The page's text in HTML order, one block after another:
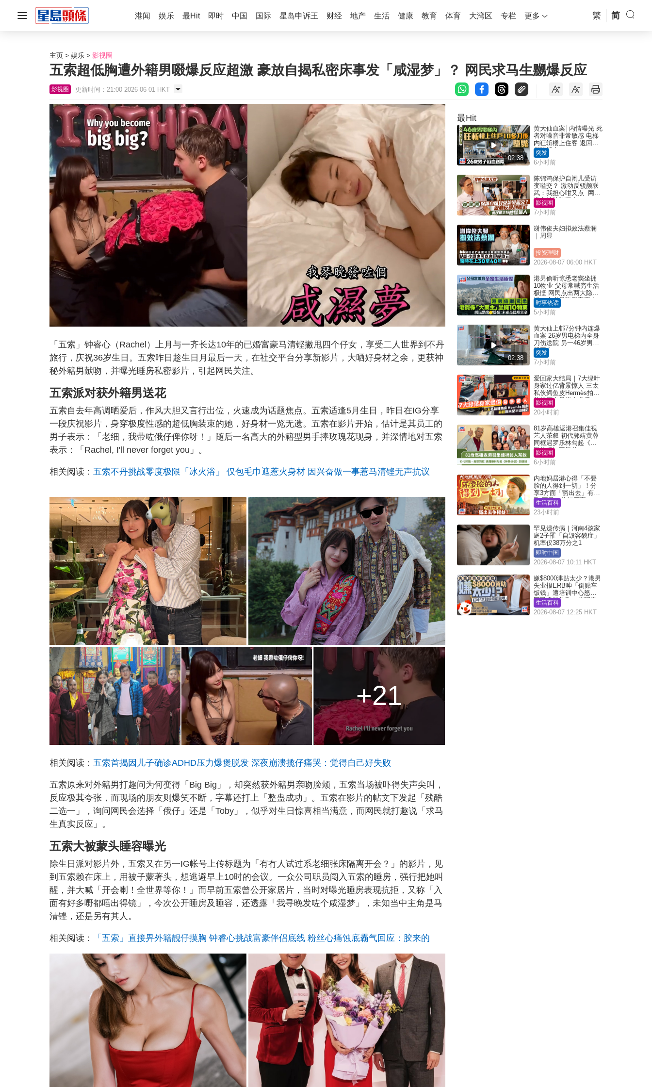
港闻 娱乐 最Hit 即时 中国 国际 星岛申诉王 财经 地产 生活 健康 教育 体育 大湾区 专栏 更多 繁 简
主页 娱乐 影视圈
五索超低胸遭外籍男啜爆反应超激 豪放自揭私密床事发「咸湿梦」？ 网民求马生嬲爆反应
影视圈 更新时间：21:00 2026-06-01 HKT
「五索」钟睿心（Rachel）上月与一齐长达10年的已婚富豪马清铿撇甩四个仔女，享受二人世界到不丹
旅行，庆祝36岁生日。五索昨日趁生日月最后一天，在社交平台分享新影片，大晒好身材之余，更获神
秘外籍男献吻，并曝光睡房私密影片，引起网民关注。
五索派对获外籍男送花
五索自去年高调晒爱后，作风大胆又言行出位，火速成为话题焦点。五索适逢5月生日，昨日在IG分享
一段庆祝影片，身穿极度性感的超低胸装束的她，好身材一览无遗。五索在影片开始，估计是其员工的
男子表示：「老细，我带咗俄仔俾你呀！」随后一名高大的外籍型男手捧玫瑰花现身，并深情地对五索
表示：「Rachel, I'll never forget you」。
相关阅读： 五索不丹挑战零度极限「冰火浴」 仅包毛巾遮惹火身材 因兴奋做一事惹马清铿无声抗议
+21
相关阅读： 五索首揭因儿子确诊ADHD压力爆煲脱发 深夜崩溃揽仔痛哭：觉得自己好失败
五索原来对外籍男打趣问为何变得「Big Big」，却突然获外籍男亲吻脸颊，五索当场被吓得失声尖叫，
反应极其夸张，而现场的朋友则爆笑不断，字幕还打上「整蛊成功」。五索在影片的帖文下发起「残酷
二选一」，询问网民会选择「俄仔」还是「Toby」，似乎对生日惊喜相当满意，而网民就打趣说「求马
生真实反应」。
五索大被蒙头睡容曝光
除生日派对影片外，五索又在另一IG帐号上传标题为「有冇人试过系老细张床隔离开会？」的影片，见
到五索赖在床上，用被子蒙著头，想逃避早上10时的会议。一众公司职员闯入五索的睡房，强行把她叫
醒，并大喊「开会喇！全世界等你！」而早前五索曾公开家居片，当时对曝光睡房表现抗拒，又称「入
面有好多嘢都唔出得镜」，今次公开睡房及睡容，还透露「我寻晚发咗个咸湿梦」，未知当中主角是马
清铿，还是另有其人。
相关阅读： 「五索」直接畀外籍靓仔摸胸 钟睿心挑战富豪伴侣底线 粉丝心痛蚀底霸气回应：胶来的
最Hit
02:38
黄大仙血案│内情曝光 死
者对噪音非常敏感 电梯
内狂斩楼上住客 返回住
所堕楼亡
突发
6小时前
陈锦鸿保护自闭儿受访
变嗌交？ 激动反驳颜联
武：我担心咁又点 网民
批主持咄咄逼人
影视圈
7小时前
谢伟俊夫妇拟效法蔡澜
｜周显
投资理财
2026-08-07 06:00 HKT
港男偷听惊悉老窦坐拥
10物业 父母常喊穷生活
极悭 网民点出两大隐
忧：未必是隐形富豪｜
Juicy叮
时事热话
5小时前
02:38
黄大仙上邨7分钟内连爆
血案 26岁男电梯内全身
刀伤送院 另一46岁男倒
毙平台
突发
7小时前
爱回家大结局｜7大绿叶
身家过亿背景惊人 三太
私伙鳄鱼皮Hermès拍剧
苏姐原来是半山楼后
影视圈
20小时前
81岁高雄返港召集佳视
艺人茶叙 初代郭靖黄蓉
同框遇罗乐林勾起《神
雕侠侣》回忆杀
影视圈
6小时前
内地妈居港心得「不要
脸的人得到一切」！分
享3方面「豁出去」有著
数 网民：你好厉害
生活百科
23小时前
罕见遗传病｜河南4孩家
庭2子罹「自毁容貌症」
机率仅38万分之1
即时中国
2026-08-07 10:11 HKT
嫌$8000津贴太少？港男
失业报ERB呻「倒贴车
饭钱」遭培训中心怒轰
网民幽默教路：拣呢类
课程唔会蚀...
生活百科
2026-08-07 12:25 HKT